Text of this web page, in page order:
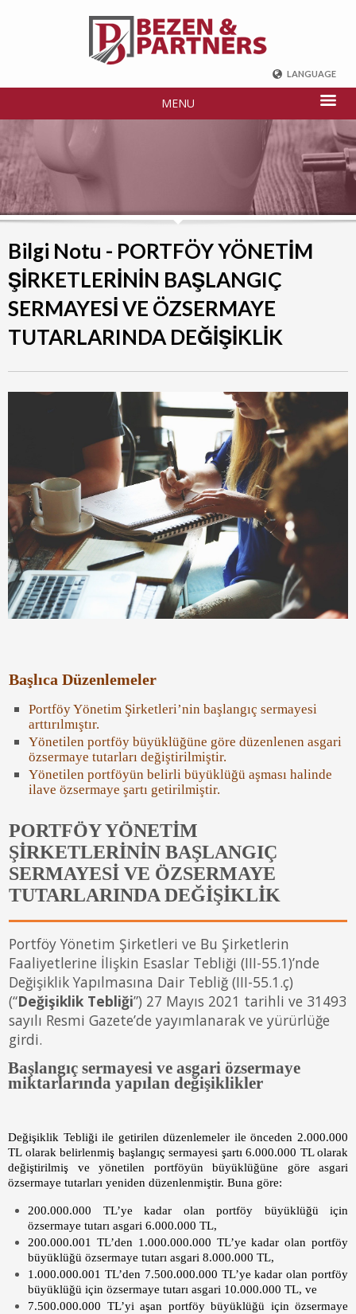
LANGUAGE
РУССКИЙ
中国
TÜRKÇE
MENU
Bilgi Notu - PORTFÖY YÖNETİM
ŞİRKETLERİNİN BAŞLANGIÇ
SERMAYESİ VE ÖZSERMAYE
TUTARLARINDA DEĞİŞİKLİK
Başlıca Düzenlemeler
Portföy Yönetim Şirketleri’nin başlangıç sermayesi
arttırılmıştır.
Yönetilen portföy büyüklüğüne göre düzenlenen asgari
özsermaye tutarları değiştirilmiştir.
Yönetilen portföyün belirli büyüklüğü aşması halinde
ilave özsermaye şartı getirilmiştir.
PORTFÖY YÖNETİM
ŞİRKETLERİNİN BAŞLANGIÇ
SERMAYESİ VE ÖZSERMAYE
TUTARLARINDA DEĞİŞİKLİK
Portföy Yönetim Şirketleri ve Bu Şirketlerin
Faaliyetlerine İlişkin Esaslar Tebliği (III-55.1)’nde
Değişiklik Yapılmasına Dair Tebliğ (III-55.1.ç)
(“Değişiklik Tebliği”) 27 Mayıs 2021 tarihli ve 31493
sayılı Resmi Gazete’de yayımlanarak ve yürürlüğe
girdi.
Başlangıç sermayesi ve asgari özsermaye
miktarlarında yapılan değişiklikler
Değişiklik Tebliği ile getirilen düzenlemeler ile önceden 2.000.000
TL olarak belirlenmiş başlangıç sermayesi şartı 6.000.000 TL olarak
değiştirilmiş ve yönetilen portföyün büyüklüğüne göre asgari
özsermaye tutarları yeniden düzenlenmiştir. Buna göre:
200.000.000 TL’ye kadar olan portföy büyüklüğü için
özsermaye tutarı asgari 6.000.000 TL,
200.000.001 TL’den 1.000.000.000 TL’ye kadar olan portföy
büyüklüğü özsermaye tutarı asgari 8.000.000 TL,
1.000.000.001 TL’den 7.500.000.000 TL’ye kadar olan portföy
büyüklüğü için özsermaye tutarı asgari 10.000.000 TL, ve
7.500.000.000 TL’yi aşan portföy büyüklüğü için özsermaye